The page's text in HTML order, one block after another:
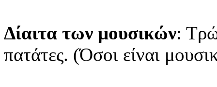
Δίαιτα των μουσικών:
πατάτες. (Όσοι είναι